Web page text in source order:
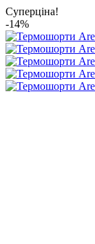
Суперціна!
-14%